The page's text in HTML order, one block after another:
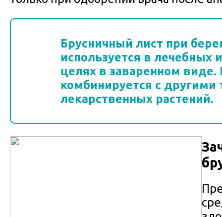
Брусничный лист при
используется в лечебных
целях в заваренном виде.
комбинируется с
лекарственных растений.